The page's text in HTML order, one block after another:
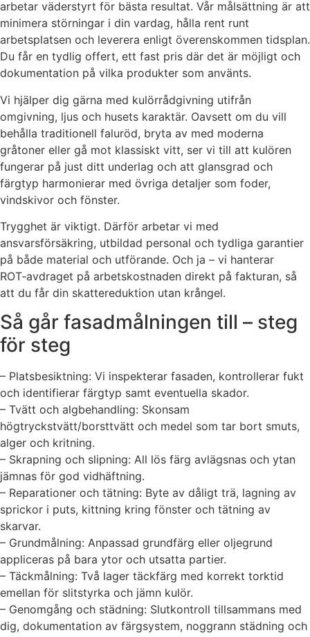
arbetar väderstyrt för bästa resultat. Vår målsättning är att
minimera störningar i din vardag, hålla rent runt
arbetsplatsen och leverera enligt överenskommen tidsplan.
Du får en tydlig offert, ett fast pris där det är möjligt och
dokumentation på vilka produkter som använts.
Vi hjälper dig gärna med kulörrådgivning utifrån
omgivning, ljus och husets karaktär. Oavsett om du vill
behålla traditionell faluröd, bryta av med moderna
gråtoner eller gå mot klassiskt vitt, ser vi till att kulören
fungerar på just ditt underlag och att glansgrad och
färgtyp harmonierar med övriga detaljer som foder,
vindskivor och fönster.
Trygghet är viktigt. Därför arbetar vi med
ansvarsförsäkring, utbildad personal och tydliga garantier
på både material och utförande. Och ja – vi hanterar
ROT‑avdraget på arbetskostnaden direkt på fakturan, så
att du får din skattereduktion utan krångel.
Så går fasadmålningen till – steg
för steg
– Platsbesiktning: Vi inspekterar fasaden, kontrollerar fukt
och identifierar färgtyp samt eventuella skador.
– Tvätt och algbehandling: Skonsam
högtryckstvätt/borsttvätt och medel som tar bort smuts,
alger och kritning.
– Skrapning och slipning: All lös färg avlägsnas och ytan
jämnas för god vidhäftning.
– Reparationer och tätning: Byte av dåligt trä, lagning av
sprickor i puts, kittning kring fönster och tätning av
skarvar.
– Grundmålning: Anpassad grundfärg eller oljegrund
appliceras på bara ytor och utsatta partier.
– Täckmålning: Två lager täckfärg med korrekt torktid
emellan för slitstyrka och jämn kulör.
– Genomgång och städning: Slutkontroll tillsammans med
dig, dokumentation av färgsystem, noggrann städning och